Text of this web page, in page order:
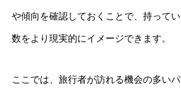
や傾向を確認しておくことで、持って
数をより現実的にイメージできます。
ここでは、旅行者が訪れる機会の多い